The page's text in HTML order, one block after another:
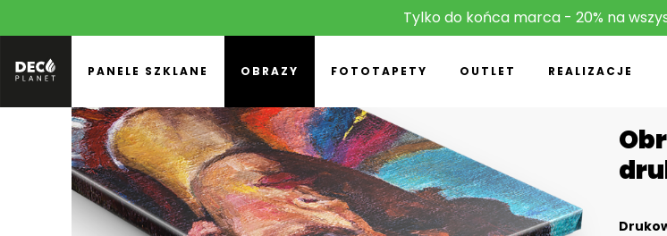
Tylko do końca marca - 20% na
PANELE SZKLANE OBRAZY FOTOTAPETY OUTLET REALIZACJE